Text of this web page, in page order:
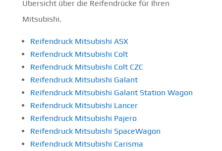
Übersicht über die Reifendrücke für Ihren
Mitsubishi.
Reifendruck Mitsubishi ASX
Reifendruck Mitsubishi Colt
Reifendruck Mitsubishi Colt CZC
Reifendruck Mitsubishi Galant
Reifendruck Mitsubishi Galant Station Wagon
Reifendruck Mitsubishi Lancer
Reifendruck Mitsubishi Pajero
Reifendruck Mitsubishi SpaceWagon
Reifendruck Mitsubishi Carisma